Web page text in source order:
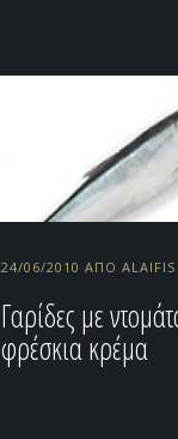
24/06/2010 ΑΠΌ ALAIFIS
Γαρίδες με
φρέσκια κρέμα